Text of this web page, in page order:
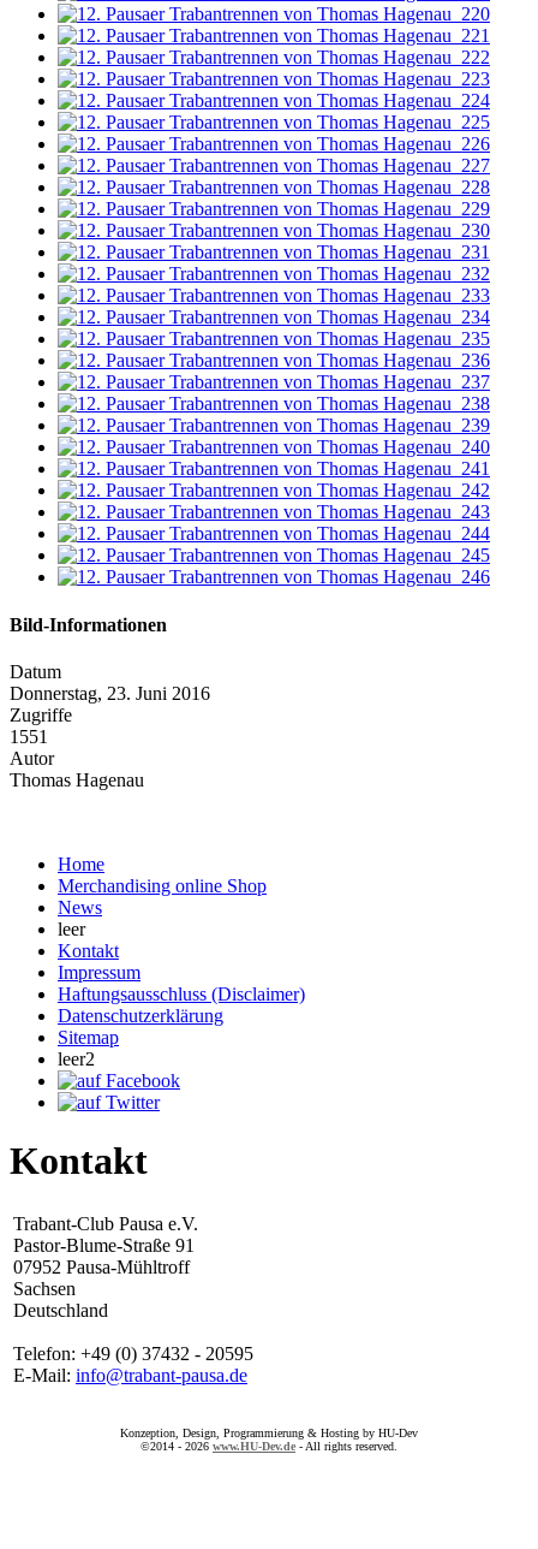
Bild-Informationen
Datum
Donnerstag, 23. Juni 2016
Zugriffe
1551
Autor
Thomas Hagenau
Home
Merchandising online Shop
News
leer
Kontakt
Impressum
Haftungsausschluss (Disclaimer)
Datenschutzerklärung
Sitemap
leer2
Kontakt
Trabant-Club Pausa e.V.
Pastor-Blume-Straße 91
07952 Pausa-Mühltroff
Sachsen
Deutschland
Telefon: +49 (0) 37432 - 20595
E-Mail: info@trabant-pausa.de
Konzeption, Design, Programmierung & Hosting by HU-Dev
©2014 - 2026 www.HU-Dev.de - All rights reserved.